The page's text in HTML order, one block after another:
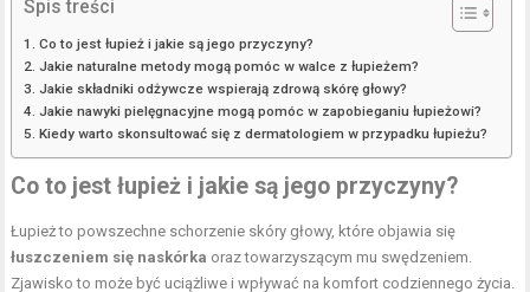
Spis treści
Co to jest łupież i jakie są jego przyczyny?
Jakie naturalne metody mogą pomóc w walce z łupieżem?
Jakie składniki odżywcze wspierają zdrową skórę głowy?
Jakie nawyki pielęgnacyjne mogą pomóc w zapobieganiu łupieżowi?
Kiedy warto skonsultować się z dermatologiem w przypadku łupieżu?
Co to jest łupież i jakie są jego przyczyny?
Łupież to powszechne schorzenie skóry głowy, które objawia się
łuszczeniem się naskórka oraz towarzyszącym mu swędzeniem.
Zjawisko to może być uciążliwe i wpływać na komfort codziennego życia.